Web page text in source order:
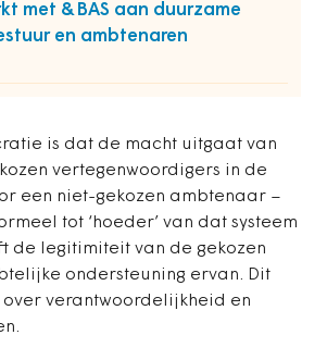
met &BAS aan duurzame
en ambtenaren
is dat de macht uitgaat van
vertegenwoordigers in de
een niet-gekozen ambtenaar –
tot ‘hoeder’ van dat systeem
de legitimiteit van de gekozen
ondersteuning ervan. Dit
verantwoordelijkheid en